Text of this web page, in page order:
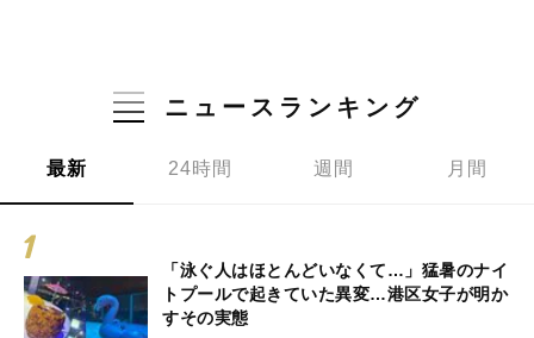
ニュースランキング
最新 24時間 週間 月間
「泳ぐ人はほとんどいなくて…」猛暑のナイ
トプールで起きていた異変…港区女子が明か
すその実態